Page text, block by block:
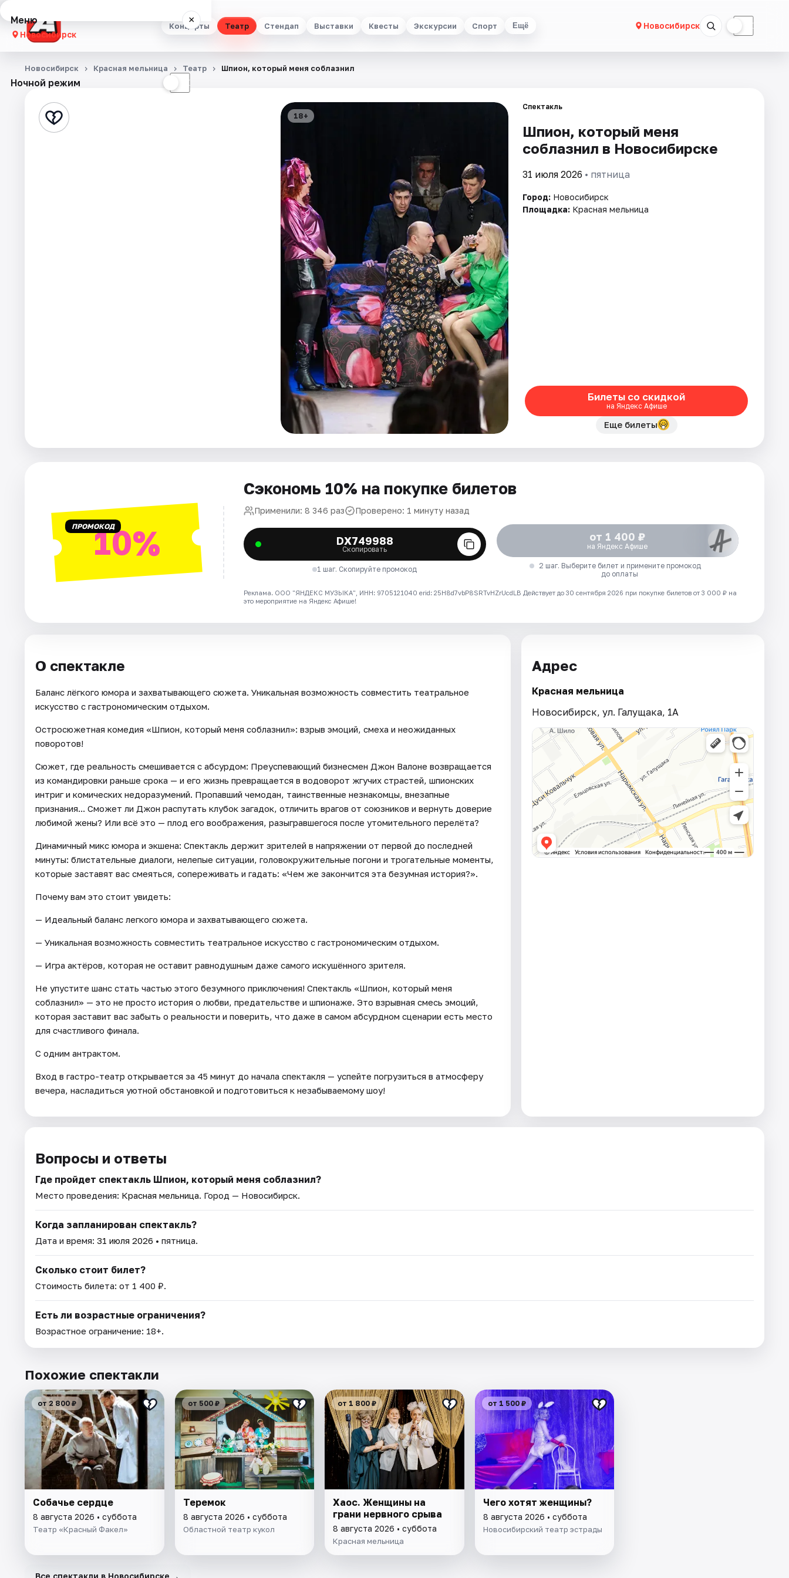
Концерты Театр Стендап Выставки Квесты Экскурсии Спорт Ещё Новосибирск ☾
Меню ×
Новосибирск
Концерты
Стендап
Ночной режим ☾
Новосибирск Красная мельница Театр Шпион, который меня соблазнил
18+
Спектакль
Шпион, который меня
соблазнил в Новосибирске
31 июля 2026 • пятница
Город: Новосибирск
Площадка: Красная мельница
Билеты со скидкой
на Яндекс Афише
Еще билеты
ПРОМОКОД10%
Сэкономь 10% на покупке билетов
Применили: 8 346 раз Проверено: 1 минуту назад
DX749988
Скопировать
1 шаг. Скопируйте промокод
от 1 400 ₽
на Яндекс Афише
2 шаг. Выберите билет и примените промокод
до оплаты
Реклама. ООО "ЯНДЕКС МУЗЫКА", ИНН: 9705121040 erid: 25H8d7vbP8SRTvHZrUcdLB Действует до 30 сентября 2026 при покупке билетов от 3 000 ₽ на
это мероприятие на Яндекс Афише!
О спектакле
Баланс лёгкого юмора и захватывающего сюжета. Уникальная возможность совместить театральное
искусство с гастрономическим отдыхом.
Остросюжетная комедия «Шпион, который меня соблазнил»: взрыв эмоций, смеха и неожиданных
поворотов!
Сюжет, где реальность смешивается с абсурдом: Преуспевающий бизнесмен Джон Валоне возвращается
из командировки раньше срока — и его жизнь превращается в водоворот жгучих страстей, шпионских
интриг и комических недоразумений. Пропавший чемодан, таинственные незнакомцы, внезапные
признания... Сможет ли Джон распутать клубок загадок, отличить врагов от союзников и вернуть доверие
любимой жены? Или всё это — плод его воображения, разыгравшегося после утомительного перелёта?
Динамичный микс юмора и экшена: Спектакль держит зрителей в напряжении от первой до последней
минуты: блистательные диалоги, нелепые ситуации, головокружительные погони и трогательные моменты,
которые заставят вас смеяться, сопереживать и гадать: «Чем же закончится эта безумная история?».
Почему вам это стоит увидеть:
— Идеальный баланс легкого юмора и захватывающего сюжета.
— Уникальная возможность совместить театральное искусство с гастрономическим отдыхом.
— Игра актёров, которая не оставит равнодушным даже самого искушённого зрителя.
Не упустите шанс стать частью этого безумного приключения! Спектакль «Шпион, который меня
соблазнил» — это не просто история о любви, предательстве и шпионаже. Это взрывная смесь эмоций,
которая заставит вас забыть о реальности и поверить, что даже в самом абсурдном сценарии есть место
для счастливого финала.
С одним антрактом.
Вход в гастро-театр открывается за 45 минут до начала спектакля — успейте погрузиться в атмосферу
вечера, насладиться уютной обстановкой и подготовиться к незабываемому шоу!
Адрес
Красная мельница
Новосибирск, ул. Галущака, 1А
Вопросы и ответы
Где пройдет спектакль Шпион, который меня соблазнил?
Место проведения: Красная мельница. Город — Новосибирск.
Когда запланирован спектакль?
Дата и время: 31 июля 2026 • пятница.
Сколько стоит билет?
Стоимость билета: от 1 400 ₽.
Есть ли возрастные ограничения?
Возрастное ограничение: 18+.
Похожие спектакли
от 2 800 ₽
Собачье сердце
8 августа 2026 • суббота
Театр «Красный Факел»
от 500 ₽
Теремок
8 августа 2026 • суббота
Областной театр кукол
от 1 800 ₽
Хаос. Женщины на
грани нервного срыва
8 августа 2026 • суббота
Красная мельница
от 1 500 ₽
Чего хотят женщины?
8 августа 2026 • суббота
Новосибирский театр эстрады
Все спектакли в Новосибирске